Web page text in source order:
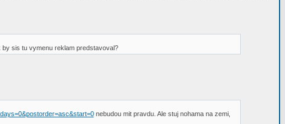
sis tu vymenu reklam predstavoval?
nebudou mit pravdu. Ale stuj nohama na zemi,